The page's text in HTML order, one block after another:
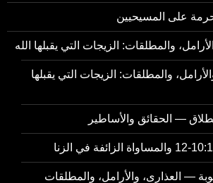
والأرامل، والمطلقات: الزيجات التي يقبلها